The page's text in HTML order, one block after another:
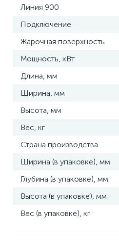
Линия 900
Подключение
Жарочная поверхность
Мощность, кВт
Длина, мм
Ширина, мм
Высота, мм
Вес, кг
Страна производства
Ширина (в упаковке), мм
Глубина (в упаковке), мм
Высота (в упаковке), мм
Вес (в упаковке), кг